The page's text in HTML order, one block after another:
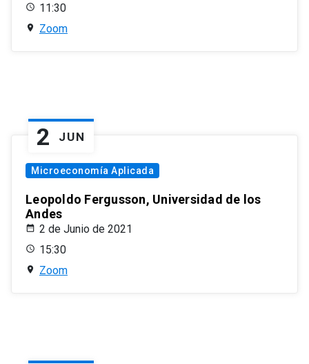
11:30
Zoom
2 JUN
Microeconomía Aplicada
Leopoldo Fergusson, Universidad de los
Andes
2 de Junio de 2021
15:30
Zoom